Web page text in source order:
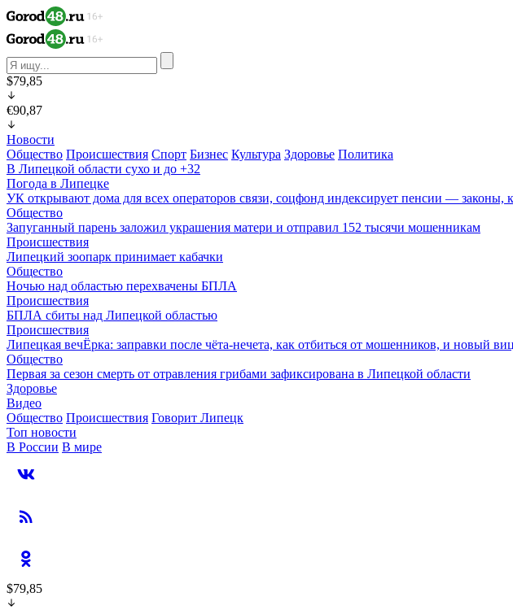
$79,85
€90,87
Новости
Общество Происшествия Спорт Бизнес Культура Здоровье Политика
В Липецкой области сухо и до +32
Погода в Липецке
УК открывают дома для всех операторов связи, соцфонд индексирует пенсии — законы,
Общество
Запуганный парень заложил украшения матери и отправил 152 тысячи мошенникам
Происшествия
Липецкий зоопарк принимает кабачки
Общество
Ночью над областью перехвачены БПЛА
Происшествия
БПЛА сбиты над Липецкой областью
Происшествия
Липецкая вечЁрка: заправки после чёта-нечета, как отбиться от мошенников, и новый
Общество
Первая за сезон смерть от отравления грибами зафиксирована в Липецкой области
Здоровье
Видео
Общество Происшествия Говорит Липецк
Топ новости
В России В мире
$79,85